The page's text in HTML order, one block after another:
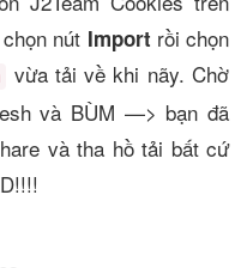
nút Import rồi chọn
vừa tải về khi nãy. Chờ
và BÙM —> bạn đã
và tha hồ tải bất cứ